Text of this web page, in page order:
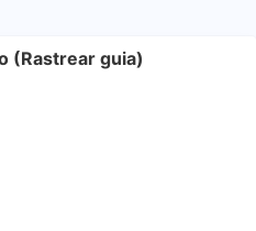
(Rastrear guia)